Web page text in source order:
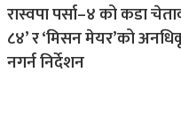
रास्वपा पर्सा–४ को कडा
८४’ र ‘मिसन मेयर’को
नगर्न निर्देशन